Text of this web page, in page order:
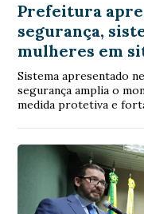
Prefeitura
segurança,
mulheres em
Sistema apresentado
segurança amplia o
medida protetiva e